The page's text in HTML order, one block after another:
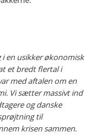
en usikker økonomisk
et bredt flertal i
med aftalen om en
Vi sætter massivt ind
og danske
til
krisen sammen.